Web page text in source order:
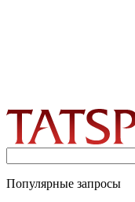
Популярные запросы